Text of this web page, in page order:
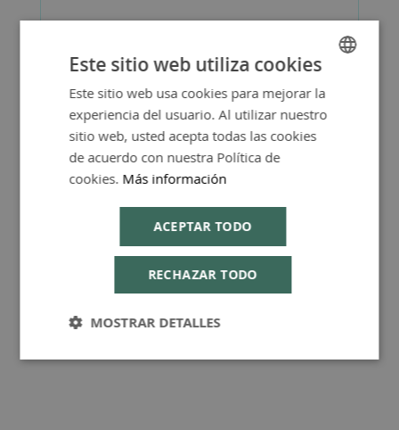
SPANISH
ENGLISH
Este sitio web utiliza cookies
Este sitio web usa cookies para mejorar la
experiencia del usuario. Al utilizar nuestro
sitio web, usted acepta todas las cookies
de acuerdo con nuestra Política de
cookies. Más información
ACEPTAR TODO
RECHAZAR TODO
MOSTRAR DETALLES